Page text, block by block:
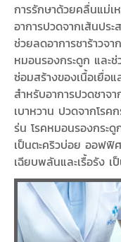
การรักษาด้วยคลื่นแม่
อาการปวดจากเส้นประ
ช่วยลดอาการชาร้าวจ
หมอนรองกระดูก และช่
ซ่อมสร้างของเนื้อเยื่อแ
สำหรับอาการปวดชา
เบาหวาน ปวดจากโรค
ร่น โรคหมอนรองกระดู
เป็นตะคริวบ่อย ออฟฟิ
เฉียบพลันและเรื้อรัง เ